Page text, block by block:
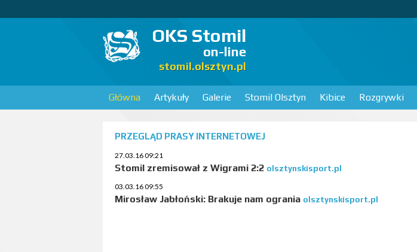
OKS Stomil
on-line
stomil.olsztyn.pl
Główna Artykuły Galerie Stomil Olsztyn Kibice Rozgrywki
PRZEGLĄD PRASY INTERNETOWEJ
27.03.16 09:21
Stomil zremisował z Wigrami 2:2 olsztynskisport.pl
03.03.16 09:55
Mirosław Jabłoński: Brakuje nam ogrania olsztynskisport.pl